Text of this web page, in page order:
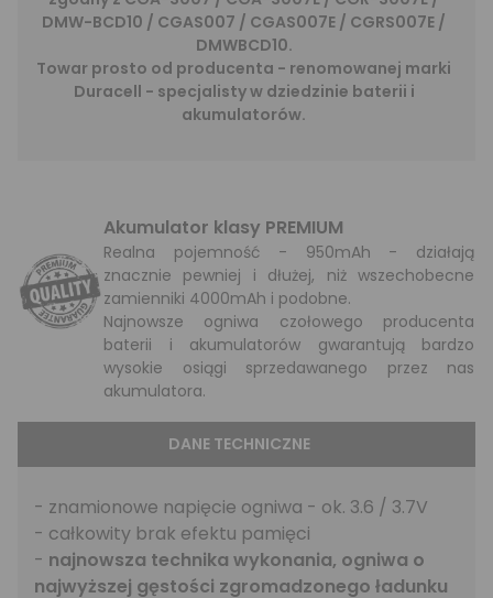
DMW-BCD10 / CGAS007 / CGAS007E / CGRS007E /
DMWBCD10.
Towar prosto od producenta - renomowanej marki
Duracell - specjalisty w dziedzinie baterii i
akumulatorów.
Akumulator klasy PREMIUM
Realna pojemność - 950mAh - działają
znacznie pewniej i dłużej, niż wszechobecne
zamienniki 4000mAh i podobne.
Najnowsze ogniwa czołowego producenta
baterii i akumulatorów gwarantują bardzo
wysokie osiągi sprzedawanego przez nas
akumulatora.
DANE TECHNICZNE
- znamionowe napięcie ogniwa - ok. 3.6 / 3.7V
- całkowity brak efektu pamięci
- najnowsza technika wykonania, ogniwa o
najwyższej gęstości zgromadzonego ładunku